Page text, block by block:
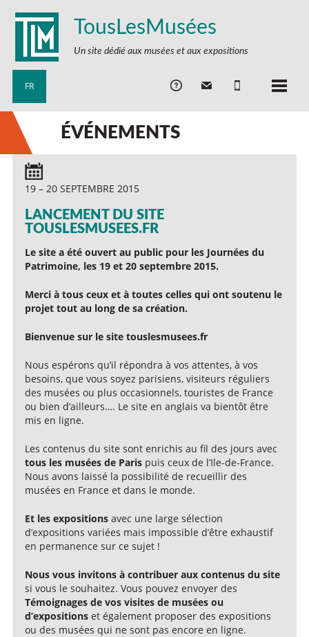
TousLesMusées
Un site dédié aux musées et aux expositions
FR
ÉVÉNEMENTS
19 – 20 SEPTEMBRE 2015
LANCEMENT DU SITE
TOUSLESMUSEES.FR
Le site a été ouvert au public pour les Journées du
Patrimoine, les 19 et 20 septembre 2015.
Merci à tous ceux et à toutes celles qui ont soutenu le
projet tout au long de sa création.
Bienvenue sur le site touslesmusees.fr
Nous espérons qu’il répondra à vos attentes, à vos
besoins, que vous soyez parisiens, visiteurs réguliers
des musées ou plus occasionnels, touristes de France
ou bien d’ailleurs…. Le site en anglais va bientôt être
mis en ligne.
Les contenus du site sont enrichis au fil des jours avec
tous les musées de Paris puis ceux de l’Ile-de-France.
Nous avons laissé la possibilité de recueillir des
musées en France et dans le monde.
Et les expositions avec une large sélection
d’expositions variées mais impossible d’être exhaustif
en permanence sur ce sujet !
Nous vous invitons à contribuer aux contenus du site
si vous le souhaitez. Vous pouvez envoyer des
Témoignages de vos visites de musées ou
d’expositions et également proposer des expositions
ou des musées qui ne sont pas encore en ligne.